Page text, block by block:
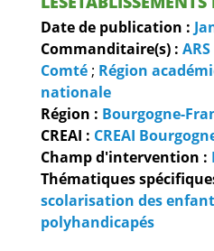
Date de publication :
Commanditaire(s) :
Comté; Région
nationale
Région : Bourgogne-
CREAI : CREAI
Champ d'intervention :
Thématiques
scolarisation des
polyhandicapés